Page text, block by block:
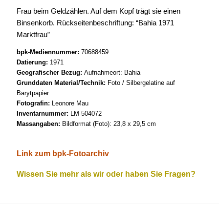
Frau beim Geldzählen. Auf dem Kopf trägt sie einen
Binsenkorb. Rückseitenbeschriftung: “Bahia 1971
Marktfrau”
bpk-Mediennummer: 70688459
Datierung: 1971
Geografischer Bezug: Aufnahmeort: Bahia
Grunddaten Material/Technik: Foto / Silbergelatine auf
Barytpapier
Fotografin:
Leonore Mau
Inventarnummer:
LM-504072
Massangaben: Bildformat (Foto): 23,8 x 29,5 cm
Link zum bpk-Fotoarchiv
Wissen Sie mehr als wir oder haben Sie Fragen?